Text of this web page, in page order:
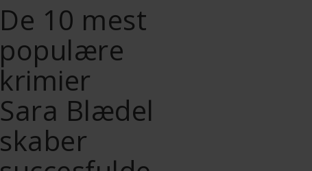
De 10 mest
populære
krimier
Sara Blædel
skaber